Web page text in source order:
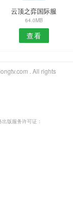
云顶之弈国际服
64.0MB
查看
. All rights
出版服务许可证：